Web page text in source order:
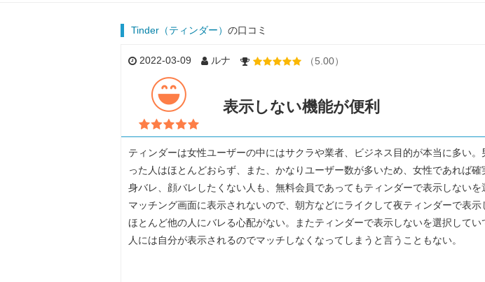
Tinder（ティンダー） の口コミ
2022-03-09 ルナ （5.00）
表示しない機能が便利
ティンダーは女性ユーザーの中にはサクラや業者、ビジネス目的が本当に多い
った人はほとんどおらず、また、かなりユーザー数が多いため、女性であれば確
身バレ、顔バレしたくない人も、無料会員であってもティンダーで表示しない
マッチング画面に表示されないので、朝方などにライクして夜ティンダーで表
ほとんど他の人にバレる心配がない。またティンダーで表示しないを選択してい
人には自分が表示されるのでマッチしなくなってしまうと言うこともない。